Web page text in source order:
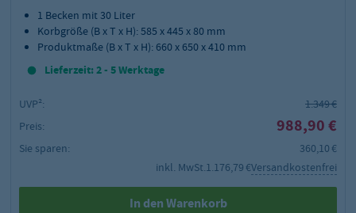
1 Becken mit 30 Liter
Korbgröße (B x T x H): 585 x 445 x 80 mm
Produktmaße (B x T x H): 660 x 650 x 410 mm
Lieferzeit: 2 - 5 Werktage
UVP²:
1.349 €
Preis:
988,90 €
Sie sparen:
360,10 €
inkl. MwSt.1.176,79 €Versandkostenfrei
In den Warenkorb